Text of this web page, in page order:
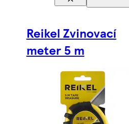
Reikel Zvinovací
meter 5 m